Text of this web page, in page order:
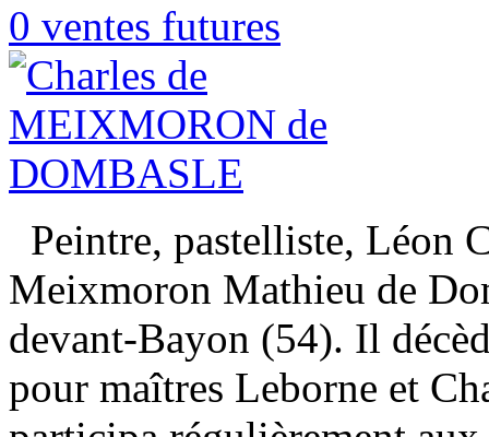
0 ventes futures
Peintre, pastelliste, Léon
Meixmoron Mathieu de
devant-Bayon (54). Il
pour maîtres Leborne et